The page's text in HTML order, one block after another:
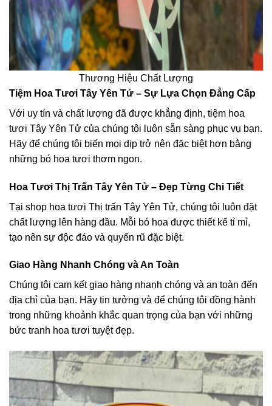
Thương Hiệu Chất Lượng
Tiệm Hoa Tươi Tây Yên Tử – Sự Lựa Chọn Đẳng Cấp
Với uy tín và chất lượng đã được khẳng định, tiệm hoa
tươi Tây Yên Tử của chúng tôi luôn sẵn sàng phục vụ bạn.
Hãy để chúng tôi biến mọi dịp trở nên đặc biệt hơn bằng
những bó hoa tươi thơm ngon.
Hoa Tươi Thị Trấn Tây Yên Tử – Đẹp Từng Chi Tiết
Tại shop hoa tươi Thị trấn Tây Yên Tử, chúng tôi luôn đặt
chất lượng lên hàng đầu. Mỗi bó hoa được thiết kế tỉ mỉ,
tạo nên sự độc đáo và quyến rũ đặc biệt.
Giao Hàng Nhanh Chóng và An Toàn
Chúng tôi cam kết giao hàng nhanh chóng và an toàn đến
địa chỉ của bạn. Hãy tin tưởng và để chúng tôi đồng hành
trong những khoảnh khắc quan trọng của bạn với những
bức tranh hoa tươi tuyệt đẹp.